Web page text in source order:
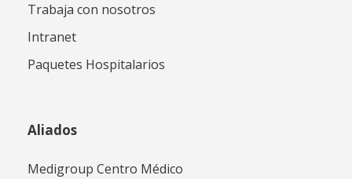
Trabaja con nosotros
Intranet
Paquetes Hospitalarios
Aliados
Medigroup Centro Médico